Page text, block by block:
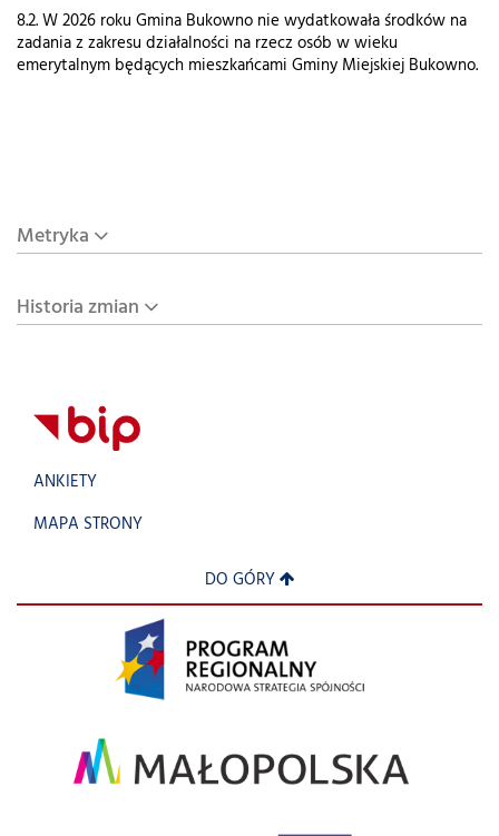
8.2. W 2026 roku Gmina Bukowno nie wydatkowała środków na
zadania z zakresu działalności na rzecz osób w wieku
emerytalnym będących mieszkańcami Gminy Miejskiej Bukowno.
Metryka
Historia zmian
ANKIETY
MAPA STRONY
DO GÓRY